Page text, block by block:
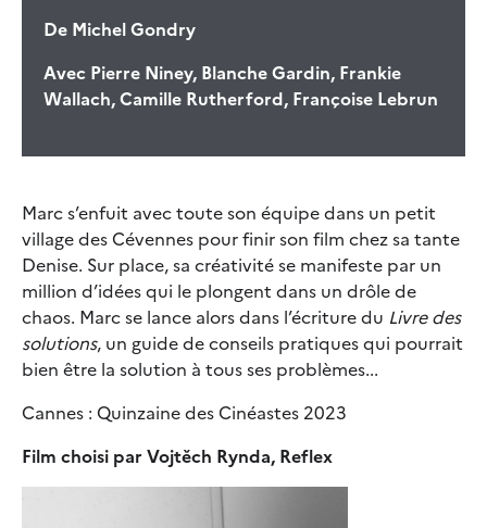
De Michel Gondry
Avec Pierre Niney, Blanche Gardin, Frankie
Wallach, Camille Rutherford, Françoise Lebrun
Marc s’enfuit avec toute son équipe dans un petit
village des Cévennes pour finir son film chez sa tante
Denise. Sur place, sa créativité se manifeste par un
million d’idées qui le plongent dans un drôle de
chaos. Marc se lance alors dans l’écriture du Livre des
solutions, un guide de conseils pratiques qui pourrait
bien être la solution à tous ses problèmes...
Cannes : Quinzaine des Cinéastes 2023
Film choisi par Vojtěch Rynda, Reflex